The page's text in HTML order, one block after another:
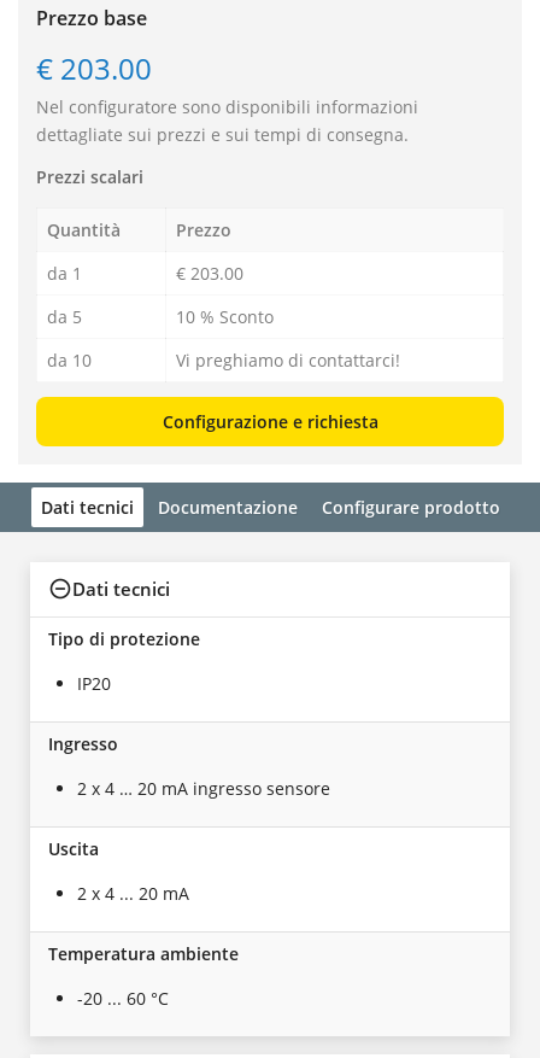
Prezzo base
€ 203.00
Nel configuratore sono disponibili informazioni
dettagliate sui prezzi e sui tempi di consegna.
Prezzi scalari
Quantità
Prezzo
da 1
€ 203.00
da 5
10 % Sconto
da 10
Vi preghiamo di contattarci!
Configurazione e richiesta
Dati tecnici Documentazione Configurare prodotto
Dati tecnici
Tipo di protezione
IP20
Ingresso
2 x 4 … 20 mA ingresso sensore
Uscita
2 x 4 ... 20 mA
Temperatura ambiente
-20 ... 60 °C